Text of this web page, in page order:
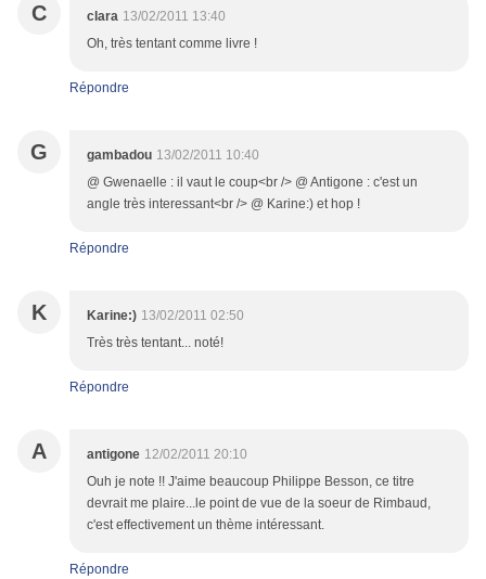
C clara 13/02/2011 13:40
Oh, très tentant comme livre !
Répondre
G gambadou 13/02/2011 10:40
@ Gwenaelle : il vaut le coup<br /> @ Antigone : c'est un
angle très interessant<br /> @ Karine:) et hop !
Répondre
K Karine:) 13/02/2011 02:50
Très très tentant... noté!
Répondre
A antigone 12/02/2011 20:10
Ouh je note !! J'aime beaucoup Philippe Besson, ce titre
devrait me plaire...le point de vue de la soeur de Rimbaud,
c'est effectivement un thème intéressant.
Répondre